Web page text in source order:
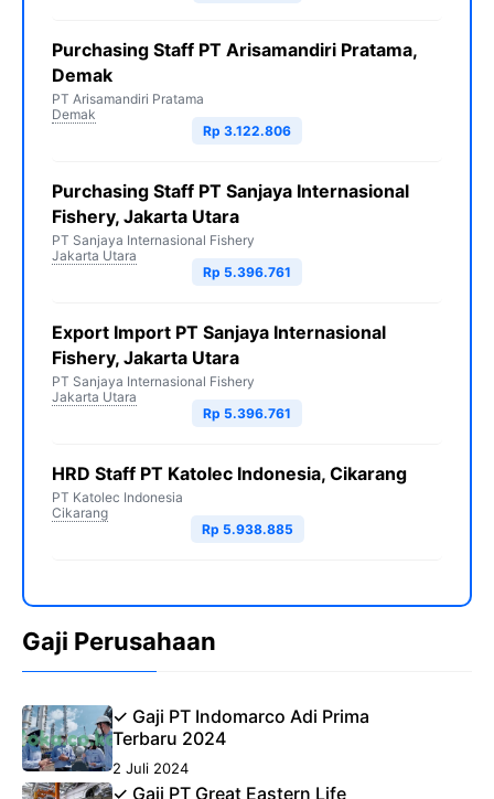
Purchasing Staff PT Arisamandiri Pratama,
Demak
PT Arisamandiri Pratama
Demak
Rp 3.122.806
Purchasing Staff PT Sanjaya Internasional
Fishery, Jakarta Utara
PT Sanjaya Internasional Fishery
Jakarta Utara
Rp 5.396.761
Export Import PT Sanjaya Internasional
Fishery, Jakarta Utara
PT Sanjaya Internasional Fishery
Jakarta Utara
Rp 5.396.761
HRD Staff PT Katolec Indonesia, Cikarang
PT Katolec Indonesia
Cikarang
Rp 5.938.885
Gaji Perusahaan
✓ Gaji PT Indomarco Adi Prima
Terbaru 2024
2 Juli 2024
✓ Gaji PT Great Eastern Life